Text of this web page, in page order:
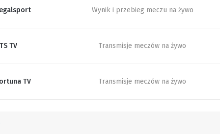
Wynik i przebieg meczu na żywo
TV Transmisje meczów na żywo
TV Transmisje meczów na żywo